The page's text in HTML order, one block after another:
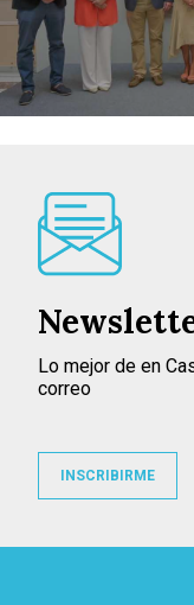
Lo mejor de en
correo
INSCRIBIRME